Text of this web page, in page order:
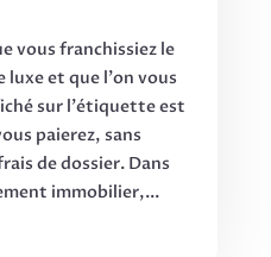
vous franchissiez le
luxe et que l'on vous
sur l'étiquette est
paierez, sans
de dossier. Dans
immobilier,...